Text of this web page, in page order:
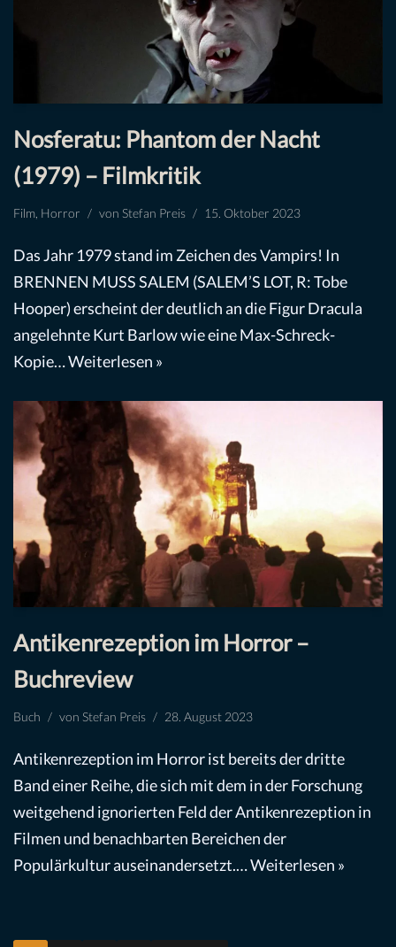
Nosferatu: Phantom der Nacht
(1979) – Filmkritik
Film Horror von Stefan Preis 15. Oktober 2023
Das Jahr 1979 stand im Zeichen des Vampirs! In
BRENNEN MUSS SALEM (SALEM’S LOT, R: Tobe
Hooper) erscheint der deutlich an die Figur Dracula
angelehnte Kurt Barlow wie eine Max-Schreck-
Kopie…Weiterlesen »
Antikenrezeption im Horror –
Buchreview
Buch von Stefan Preis 28. August 2023
Antikenrezeption im Horror ist bereits der dritte
Band einer Reihe, die sich mit dem in der Forschung
weitgehend ignorierten Feld der Antikenrezeption in
Filmen und benachbarten Bereichen der
Populärkultur auseinandersetzt.…Weiterlesen »